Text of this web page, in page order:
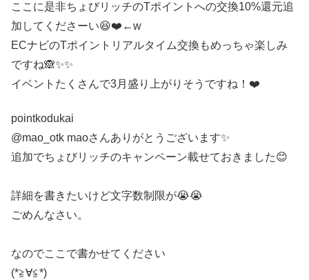
ここに是非ちょびリッチのTポイントへの交換10%還元追
加してくださーい😆❤️←w
ECナビのTポイントリアルタイム交換もめっちゃ楽しみ
ですね🙈✨✨
イベントたくさんで3月盛り上がりそうですね！❤️
pointkodukai
@mao_otk maoさんありがとうございます✨
追加でちょびリッチのキャンペーン載せておきました😊
詳細を書きたいけど文字数制限が😭😭
ごめんなさい。
なのでここで書かせてください
(*≧∀≦*)